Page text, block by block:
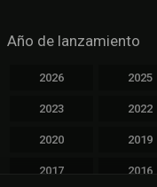
Cinecalidad
Cinetux
Año de lanzamiento
2026 2025
2023 2022
2020 2019
2017 2016